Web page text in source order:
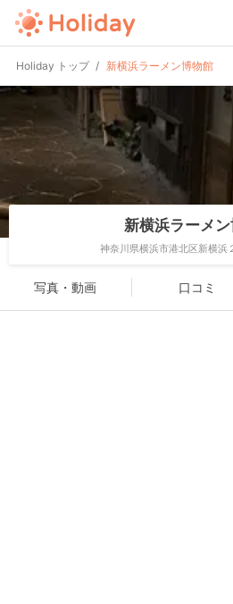
Holiday トップ 新横浜ラーメン博物館
新横浜ラーメ
神奈川県横浜市港北区新横浜
写真・動画 口コミ